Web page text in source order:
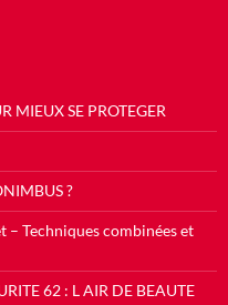
MIEUX SE PROTEGER
?
– Techniques combinées et
62 : L AIR DE BEAUTE